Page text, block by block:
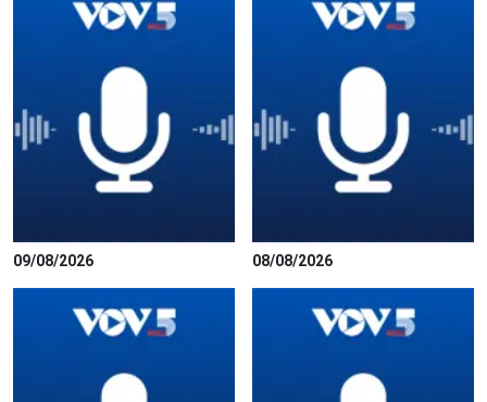
09/08/2026 08/08/2026